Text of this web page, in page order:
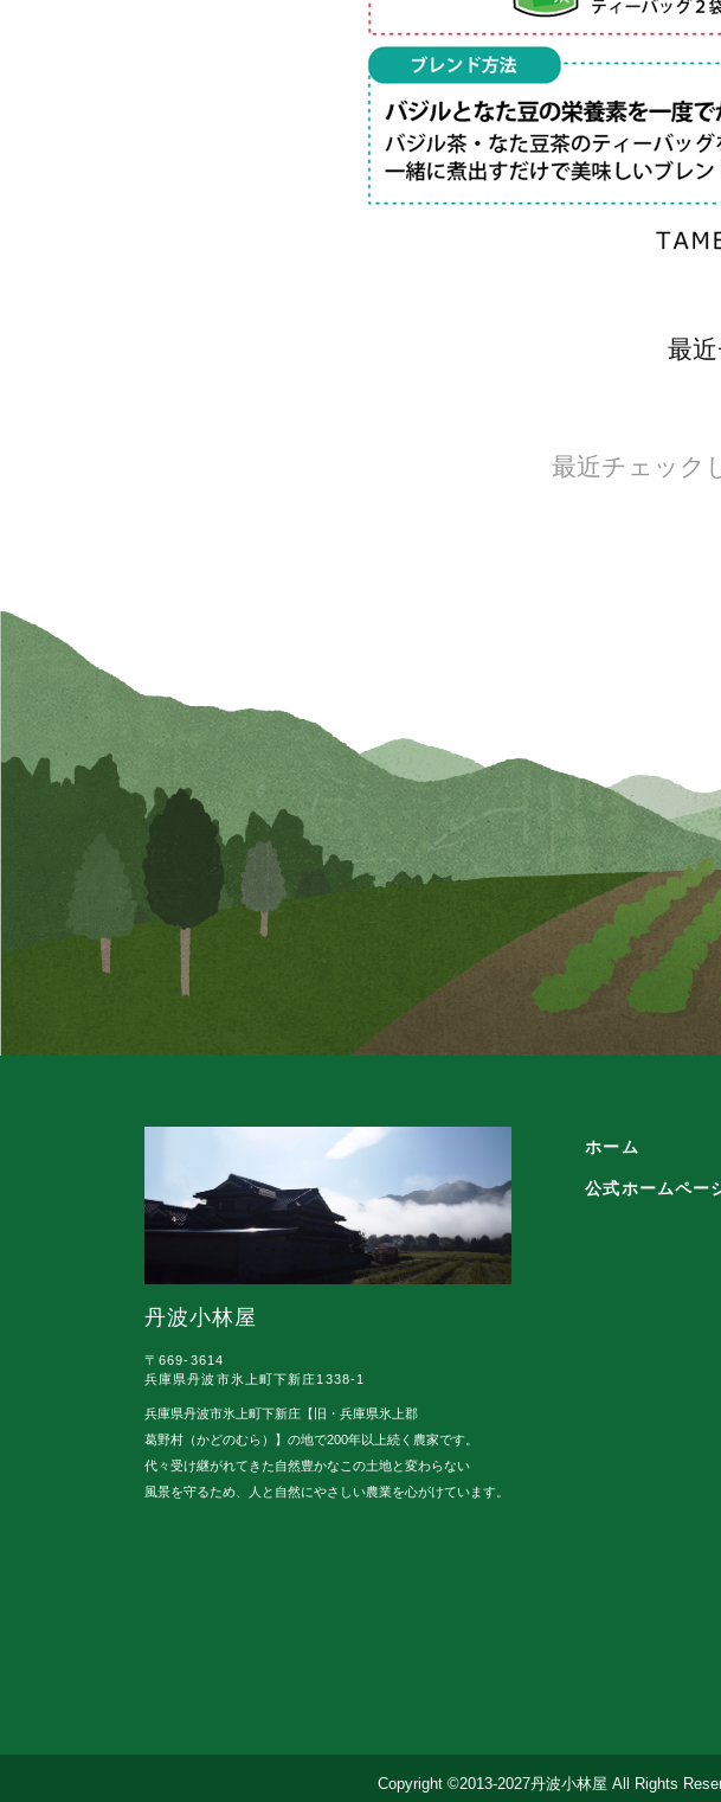
最
最近チェック
丹波小林屋
〒669-3614
兵庫県丹波市氷上町下新庄1338-1
兵庫県丹波市氷上町下新庄【旧・兵庫県氷上郡
葛野村（かどのむら）】の地で200年以上続く農家です。
代々受け継がれてきた自然豊かなこの土地と変わらない
風景を守るため、人と自然にやさしい農業を心がけています。
ホーム
公式ホームペー
Copyright ©2013-2027丹波小林屋 All Rights